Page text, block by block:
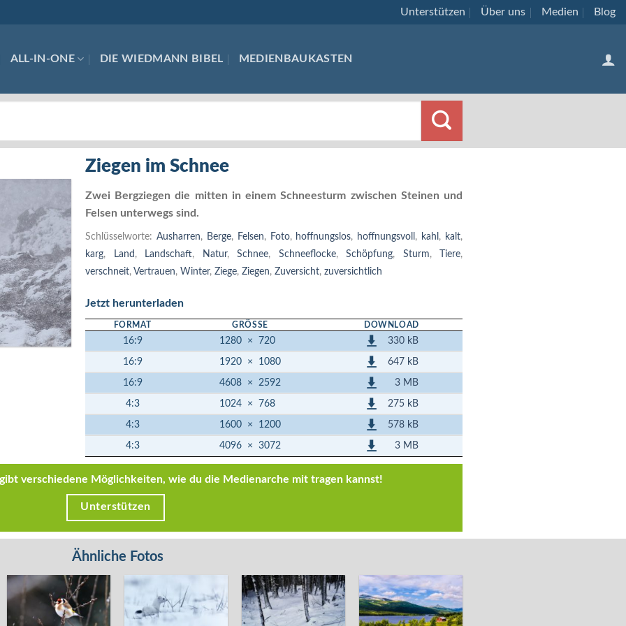
Unterstützen Über uns Medien Blog
ALL-IN-ONE DIE WIEDMANN BIBEL MEDIENBAUKASTEN
Ziegen im Schnee
Zwei Bergziegen die mitten in einem Schneesturm zwischen Steinen und
Felsen unterwegs sind.
Schlüsselworte: Ausharren, Berge, Felsen, Foto, hoffnungslos, hoffnungsvoll , kahl , kalt,
karg, Land , Landschaft, Natur, Schnee, Schneeflocke, Schöpfung, Sturm, Tiere,
verschneit, Vertrauen, Winter, Ziege, Ziegen, Zuversicht, zuversichtlich
Jetzt herunterladen
FORMAT GRÖSSE DOWNLOAD
16:9 1280 × 720 330 kB
16:9 1920 × 1080 647 kB
16:9 4608 × 2592 3 MB
4:3 1024 × 768 275 kB
4:3 1600 × 1200 578 kB
4:3 4096 × 3072 3 MB
verschiedene Möglichkeiten, wie du die Medienarche mit tragen kannst!
Unterstützen
Ähnliche Fotos